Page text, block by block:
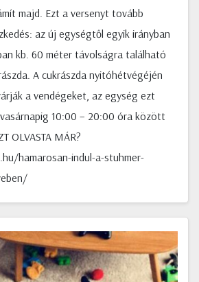
majd. Ezt a versenyt tovább
az új egységtől egyik irányban
kb. 60 méter távolságra található
A cukrászda nyitóhétvégéjén
a vendégeket, az egység ezt
10:00 – 20:00 óra között
OLVASTA MÁR?
hamarosan-indul-a-stuhmer-